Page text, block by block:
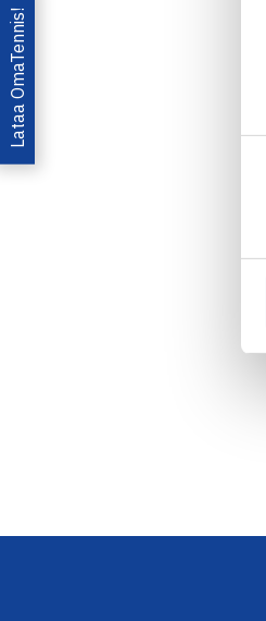
Lataa OmaTennis!